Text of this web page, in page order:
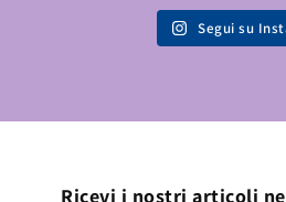
Segui su
Ricevi i nostri articoli